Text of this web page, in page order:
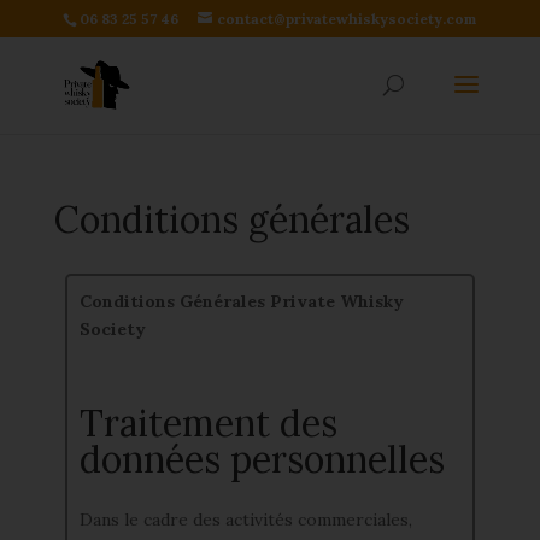
06 83 25 57 46 contact@privatewhiskysociety.com
Conditions générales
Conditions Générales Private Whisky
Society
Traitement des
données personnelles
Dans le cadre des activités commerciales,